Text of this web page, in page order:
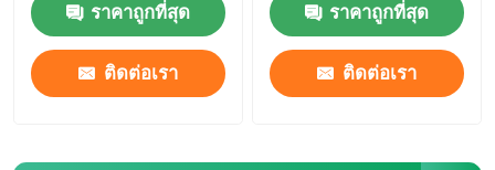
ราคาถูกที่สุด
ติดต่อเรา
ราคาถูกที่สุด
ติดต่อเรา